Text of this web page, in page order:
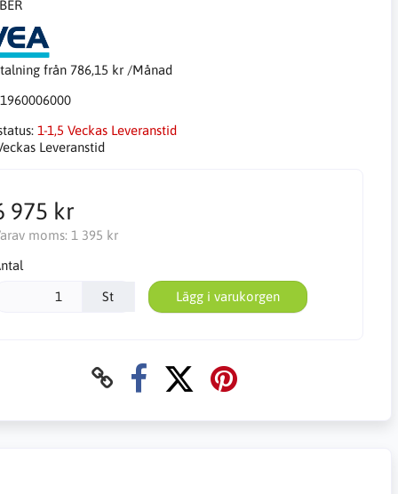
från 786,15 kr /Månad
1960006000
1-1,5 Veckas Leveranstid
Leveranstid
975 kr
moms: 1 395 kr
St Lägg i varukorgen